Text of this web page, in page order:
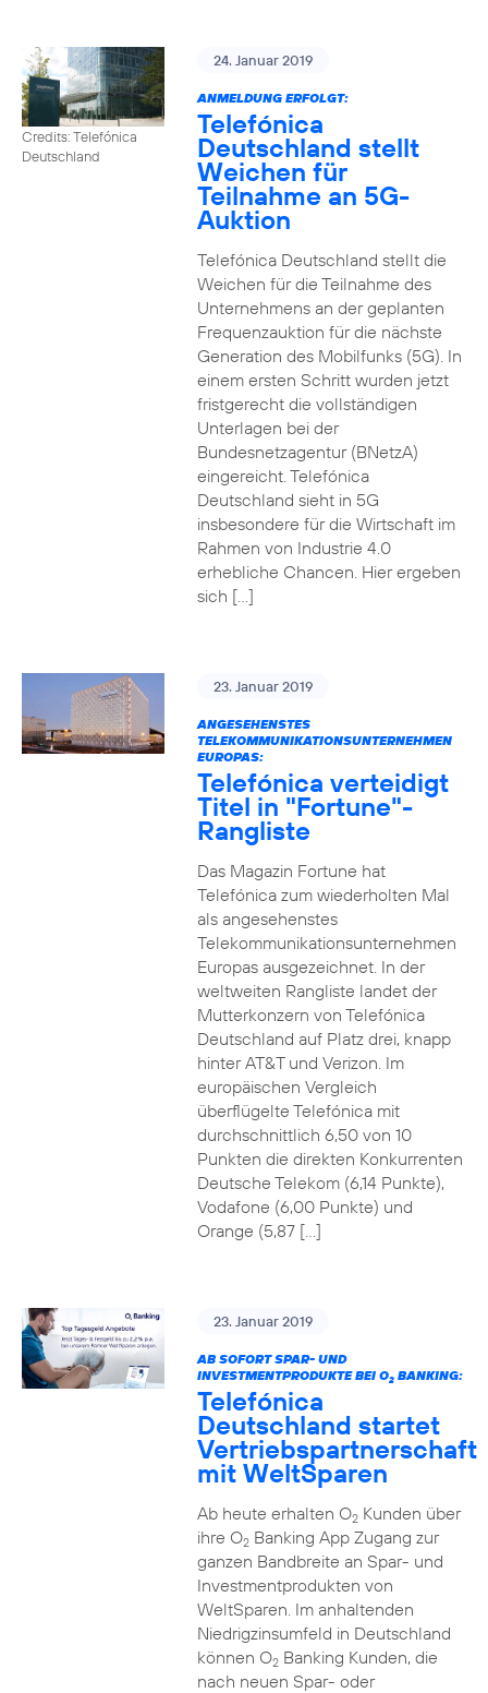
Credits: Telefónica
Deutschland
24. Januar 2019
ANMELDUNG ERFOLGT:
Telefónica
Deutschland stellt
Weichen für
Teilnahme an 5G-
Auktion
Telefónica Deutschland stellt die
Weichen für die Teilnahme des
Unternehmens an der geplanten
Frequenzauktion für die nächste
Generation des Mobilfunks (5G). In
einem ersten Schritt wurden jetzt
fristgerecht die vollständigen
Unterlagen bei der
Bundesnetzagentur (BNetzA)
eingereicht. Telefónica
Deutschland sieht in 5G
insbesondere für die Wirtschaft im
Rahmen von Industrie 4.0
erhebliche Chancen. Hier ergeben
sich […]
23. Januar 2019
ANGESEHENSTES
TELEKOMMUNIKATIONSUNTERNEHMEN
EUROPAS:
Telefónica verteidigt
Titel in "Fortune"-
Rangliste
Das Magazin Fortune hat
Telefónica zum wiederholten Mal
als angesehenstes
Telekommunikationsunternehmen
Europas ausgezeichnet. In der
weltweiten Rangliste landet der
Mutterkonzern von Telefónica
Deutschland auf Platz drei, knapp
hinter AT&T und Verizon. Im
europäischen Vergleich
überflügelte Telefónica mit
durchschnittlich 6,50 von 10
Punkten die direkten Konkurrenten
Deutsche Telekom (6,14 Punkte),
Vodafone (6,00 Punkte) und
Orange (5,87 […]
23. Januar 2019
AB SOFORT SPAR- UND
INVESTMENTPRODUKTE BEI O2BANKING:
Telefónica
Deutschland startet
Vertriebspartnerschaft
mit WeltSparen
Ab heute erhalten O2Kunden über
ihre O2Banking App Zugang zur
ganzen Bandbreite an Spar- und
Investmentprodukten von
WeltSparen. Im anhaltenden
Niedrigzinsumfeld in Deutschland
können O2Banking Kunden, die
nach neuen Spar- oder